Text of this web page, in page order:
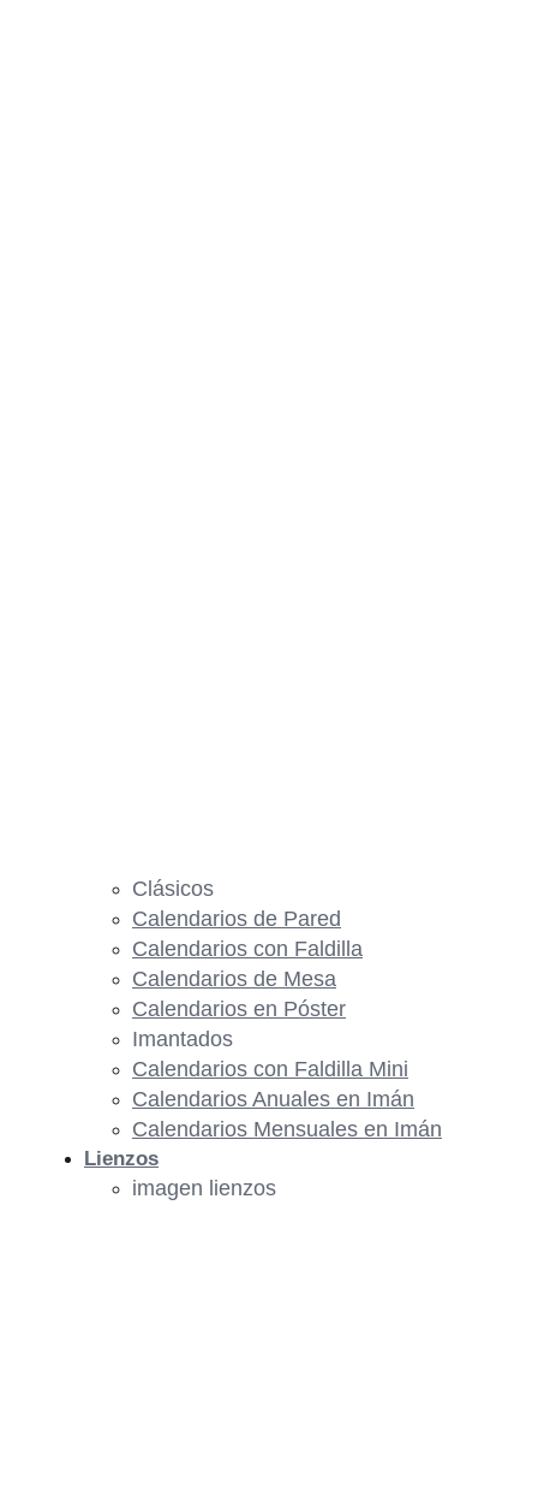
Clásicos
Calendarios de Pared
Calendarios con Faldilla
Calendarios de Mesa
Calendarios en Póster
Imantados
Calendarios con Faldilla Mini
Calendarios Anuales en Imán
Calendarios Mensuales en Imán
Lienzos
imagen lienzos